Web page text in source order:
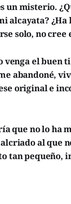
un misterio.
alcayata? ¿Ha
solo, no cree
el buen
abandoné,
original e
que no lo ha
al que
tan pequeño,